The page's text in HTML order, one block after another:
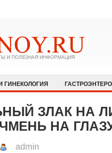
ГИНЕКОЛОГИЯ
И ОБЩЕСТВО
НЕВРОЛОГИЯ
ЗЛАК НА
НА
admin